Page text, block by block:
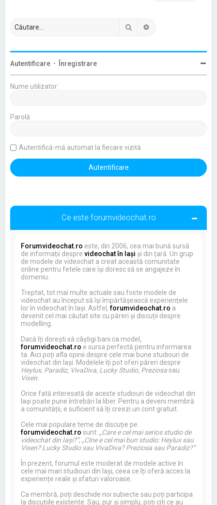
Căutare
Autentificare •Înregistrare
Nume utilizator:
Parolă:
Autentifică-mă automat la fiecare vizită
Ce este forumvideochat.ro
Forumvideochat.ro este, din 2006, cea mai bună sursă
de informații desprevideochat în Iași și din țară. Un grup
de modele de videochat a creat această comunitate
online pentru fetele care își doresc să se angajeze în
domeniu.
Treptat, tot mai multe actuale sau foste modele de
videochat au început să își împărtășească experiențele
lor în videochat în Iași. Astfel,forumvideochat.ro a
devenit cel mai căutat site cu păreri și discuții despre
modelling.
Dacă îți dorești să câștigi bani ca model,
forumvideochat.ro e sursa perfectă pentru informarea
ta. Aici poți afla opinii despre cele mai bune studiouri de
videochat din Iași. Modelele îți pot oferi păreri despre
Heylux, Paradiz, VivaDiva, Lucky Studio, Preziosasau
Vixen
Orice fată interesată de aceste studiouri de videochat din
Iași poate pune întrebări la liber. Pentru a deveni membră
a comunității, e suficient să îți creezi un cont gratuit.
Cele mai populare teme de discuție pe
forumvideochat.ro sunt: „Care e cel mai serios studio de
videochat din Iași?”, „Cine e cel mai bun studio: Heylux sau
Vixen? Lucky Studio sau VivaDiva? Preziosa sau Paradiz?”
În prezent, forumul este moderat de modele active în
cele mai mari studiouri din Iași, ceea ce îți oferă acces la
experiențe reale și sfaturi valoroase.
Ca membră, poți deschide noi subiecte sau poți participa
la discuțiile existente. Sau, pur și simplu, poți citi ce au